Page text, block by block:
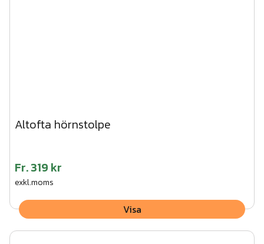
Altofta hörnstolpe
Fr.319 kr
exkl.moms
Visa